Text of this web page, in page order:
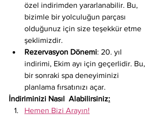
özel indirimden yararlanabilir. Bu,
bizimle bir yolculuğun parçası
olduğunuz için size teşekkür etme
şeklimizdir.
Rezervasyon Dönemi: 20. yıl
indirimi, Ekim ayı için geçerlidir. Bu,
bir sonraki spa deneyiminizi
planlama fırsatınızı açar.
İndiriminizi Nasıl  Alabilirsiniz:
Hemen Bizi Arayın!